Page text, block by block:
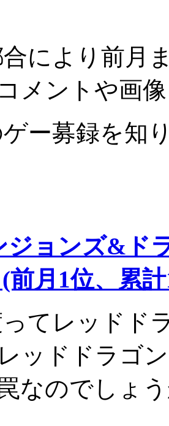
により前月
メントや画
ー募録を知
ジョンズ&ド
月1位、累計
てレッドド
ッドドラゴ
なのでしょ